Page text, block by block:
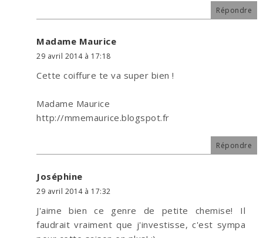
Répondre
Madame Maurice
29 avril 2014 à 17:18
Cette coiffure te va super bien !
Madame Maurice
http://mmemaurice.blogspot.fr
Répondre
Joséphine
29 avril 2014 à 17:32
J'aime bien ce genre de petite chemise! Il
faudrait vraiment que j'investisse, c'est sympa